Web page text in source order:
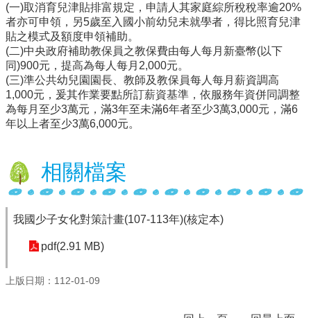
態
行
政
處
室
課
程
專
校
務
化
關
(一)取消育兒津貼排富規定，申請人其家庭綜所稅稅率逾20%
者亦可申領，另5歲至入國小前幼兒未就學者，得比照育兒津
貼之模式及額度申領補助。
(二)中央政府補助教保員之教保費由每人每月新臺幣(以下
同)900元，提高為每人每月2,000元。
(三)準公共幼兒園園長、教師及教保員每人每月薪資調高
1,000元，爰其作業要點所訂薪資基準，依服務年資併同調整
為每月至少3萬元，滿3年至未滿6年者至少3萬3,000元，滿6
年以上者至少3萬6,000元。
相關檔案
我國少子女化對策計畫(107-113年)(核定本)
pdf(2.91 MB)
上版日期：112-01-09